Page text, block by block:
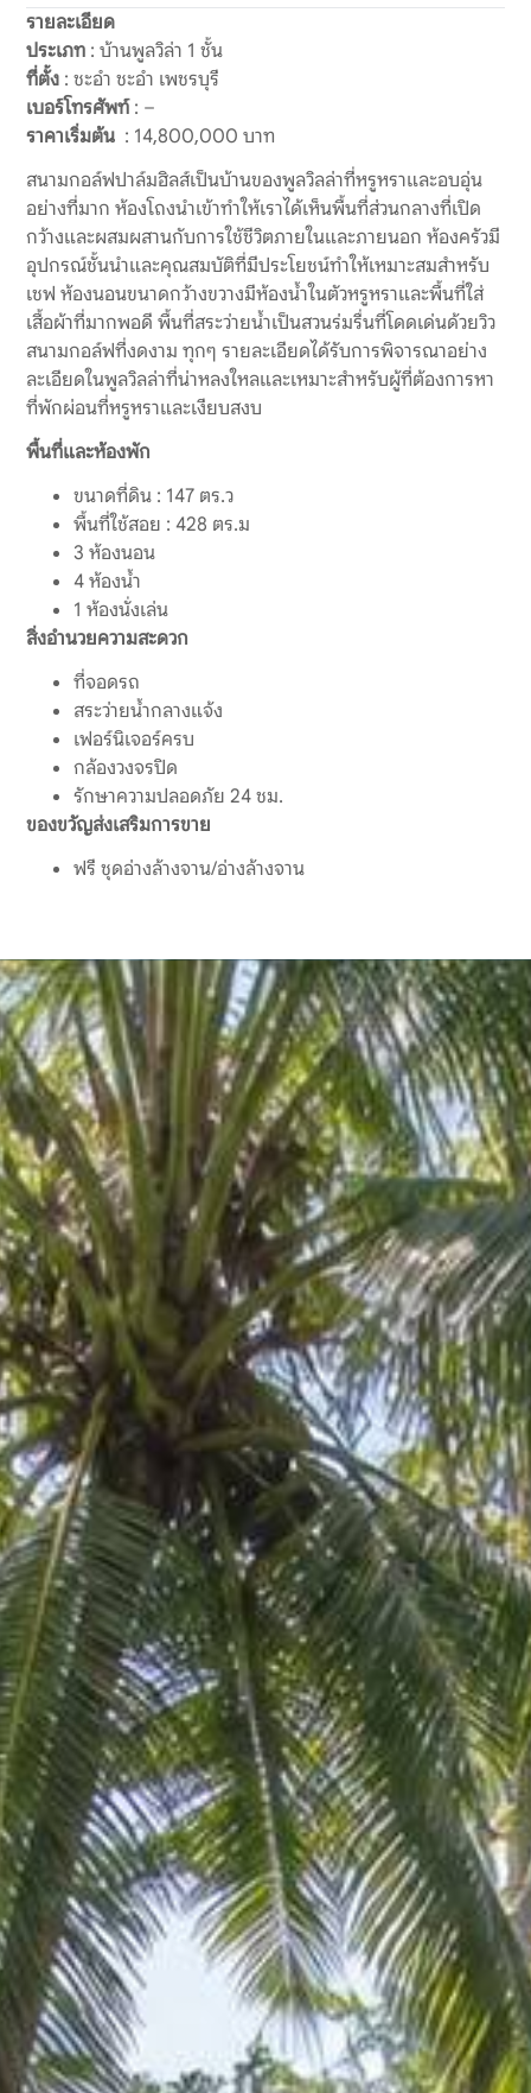
รายละเอียด
ประเภท : บ้านพูลวิล่า 1 ชั้น
ที่ตั้ง : ชะอำ ชะอำ เพชรบุรี
เบอร์โทรศัพท์: –
ราคาเริ่มต้น : 14,800,000 บาท
สนามกอล์ฟปาล์มฮิลส์เป็นบ้านของพูลวิลล่าที่หรูหราและอบอุ่น
อย่างที่มาก ห้องโถงนำเข้าทำให้เราได้เห็นพื้นที่ส่วนกลางที่เปิด
กว้างและผสมผสานกับการใช้ชีวิตภายในและภายนอก ห้องครัวมี
อุปกรณ์ชั้นนำและคุณสมบัติที่มีประโยชน์ทำให้เหมาะสมสำหรับ
เชฟ ห้องนอนขนาดกว้างขวางมีห้องน้ำในตัวหรูหราและพื้นที่ใส่
เสื้อผ้าที่มากพอดี พื้นที่สระว่ายน้ำเป็นสวนร่มรื่นที่โดดเด่นด้วยวิว
สนามกอล์ฟที่งดงาม ทุกๆ รายละเอียดได้รับการพิจารณาอย่าง
ละเอียดในพูลวิลล่าที่น่าหลงใหลและเหมาะสำหรับผู้ที่ต้องการหา
ที่พักผ่อนที่หรูหราและเงียบสงบ
พื้นที่และห้องพัก
ขนาดที่ดิน : 147 ตร.ว
พื้นที่ใช้สอย : 428 ตร.ม
3 ห้องนอน
4 ห้องน้ำ
1 ห้องนั่งเล่น
สิ่งอำนวยความสะดวก
ที่จอดรถ
สระว่ายน้ำกลางแจ้ง
เฟอร์นิเจอร์ครบ
กล้องวงจรปิด
รักษาความปลอดภัย 24 ชม.
ของขวัญส่งเสริมการขาย
ฟรี ชุดอ่างล้างจาน/อ่างล้างจาน